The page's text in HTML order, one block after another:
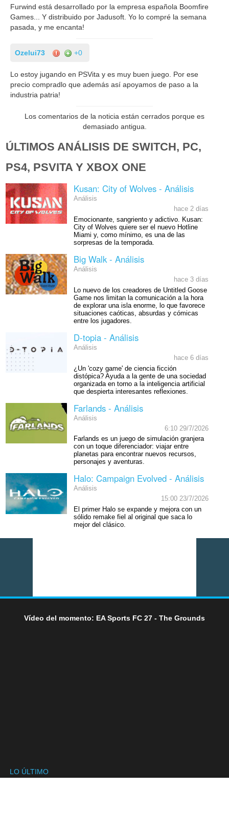
Furwind está desarrollado por la empresa española Boomfire
Games... Y distribuido por Jadusoft. Yo lo compré la semana
pasada, y me encanta!
Ozelui73 +0
Lo estoy jugando en PSVita y es muy buen juego. Por ese
precio compradlo que además así apoyamos de paso a la
industria patria!
Los comentarios de la noticia están cerrados porque es
demasiado antigua.
ÚLTIMOS ANÁLISIS DE SWITCH, PC,
PS4, PSVITA Y XBOX ONE
Kusan: City of Wolves - Análisis
Análisis
hace 2 días
Emocionante, sangriento y adictivo. Kusan:
City of Wolves quiere ser el nuevo Hotline
Miami y, como mínimo, es una de las
sorpresas de la temporada.
Big Walk - Análisis
Análisis
hace 3 días
Lo nuevo de los creadores de Untitled Goose
Game nos limitan la comunicación a la hora
de explorar una isla enorme, lo que favorece
situaciones caóticas, absurdas y cómicas
entre los jugadores.
D-topia - Análisis
Análisis
hace 6 días
¿Un 'cozy game' de ciencia ficción
distópica? Ayuda a la gente de una sociedad
organizada en torno a la inteligencia artificial
que despierta interesantes reflexiones.
Farlands - Análisis
Análisis
6:10 29/7/2026
Farlands es un juego de simulación granjera
con un toque diferenciador: viajar entre
planetas para encontrar nuevos recursos,
personajes y aventuras.
Halo: Campaign Evolved - Análisis
Análisis
15:00 23/7/2026
El primer Halo se expande y mejora con un
sólido remake fiel al original que saca lo
mejor del clásico.
Vídeo del momento: EA Sports FC 27 - The Grounds
LO ÚLTIMO